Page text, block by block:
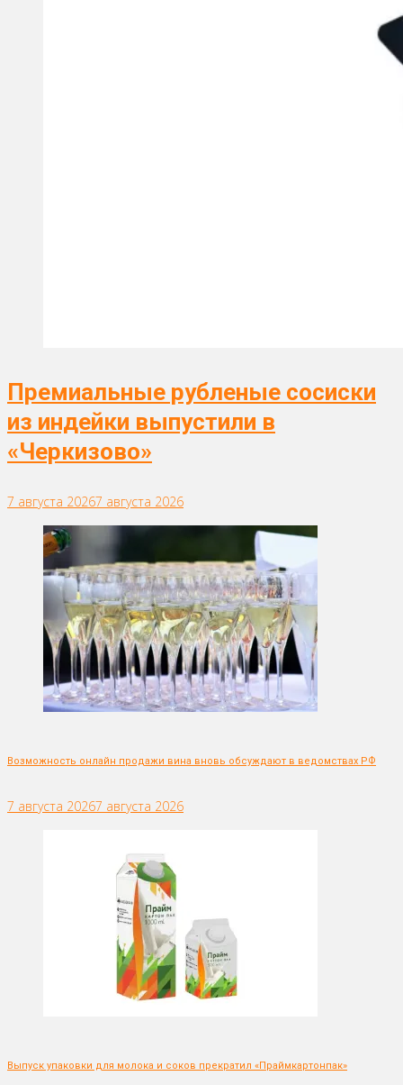
Премиальные рубленые сосиски
из индейки выпустили в
«Черкизово»
7 августа 20267 августа 2026
Возможность онлайн продажи вина вновь обсуждают в ведомствах РФ
7 августа 20267 августа 2026
Выпуск упаковки для молока и соков прекратил «Праймкартонпак»